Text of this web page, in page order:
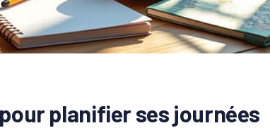
planifier ses journées